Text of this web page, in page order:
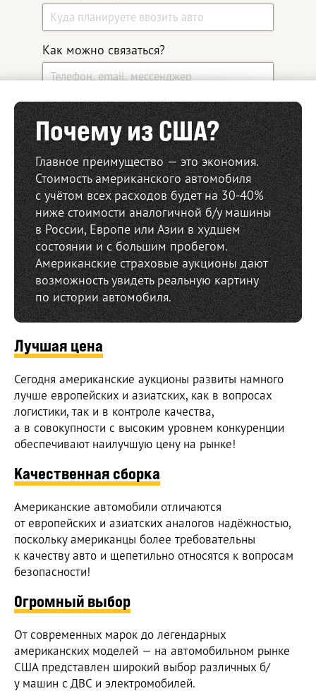
Как можно связаться?
Какой автомобиль ищите?
Дополнительные комментарии
Оставить заявку
Почему из США?
Главное преимущество — это экономия.
Стоимость американского автомобиля
с учётом всех расходов будетна 30-40%
ниже стоимости аналогичной б/у машины
в России, Европе или Азии в худшем
состояниии с большимпробегом.
Американские страховые аукционы дают
возможность увидеть реальную картину
по истории автомобиля.
Лучшая цена
Сегодня американские аукционы развиты намного
лучше европейских и азиатских, как в вопросах
логистики, так и в контроле качества,
а в совокупности с высоким уровнем конкуренции
обеспечивают наилучшую цену на рынке!
Качественная сборка
Американские автомобили отличаются
от европейских и азиатских аналогов надёжностью,
поскольку американцы более требовательны
к качеству авто и щепетильно относятся к вопросам
безопасности!
Огромный выбор
От современных марок до легендарных
американских моделей — на автомобильном рынке
США представлен широкий выбор различных б/
у машин с ДВС и электромобилей.